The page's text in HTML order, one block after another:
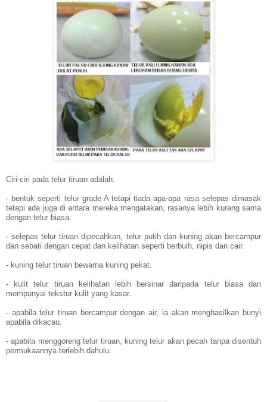
Ciri-ciri pada telur tiruan adalah:
- bentuk seperti telur grade A tetapi tiada apa-apa rasa selepas dimasak
tetapi ada juga di antara mereka mengatakan, rasanya lebih kurang sama
dengan telur biasa.
- selepas telur tiruan dipecahkan, telur putih dan kuning akan bercampur
dan sebati dengan cepat dan kelihatan seperti berbuih, nipis dan cair.
- kuning telur tiruan bewarna kuning pekat.
- kulit telur tiruan kelihatan lebih bersinar daripada telur biasa dan
mempunyai tekstur kulit yang kasar.
- apabila telur tiruan bercampur dengan air, ia akan menghasilkan bunyi
apabila dikacau.
- apabila menggoreng telur tiruan, kuning telur akan pecah tanpa disentuh
permukaannya terlebih dahulu.